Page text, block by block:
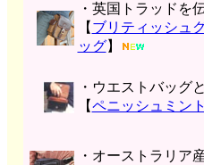
・英国トラッドを
【 ブリティッシュ
ッグ】
・ウエストバッグ
【ペニッシュミン
・オーストラリア